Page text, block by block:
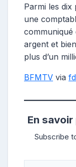
Parmi les dix
une
communiqué
argent et
plus d’un
BFMTV via
En
Subscribe
Saisissez votre adresse e-mail…